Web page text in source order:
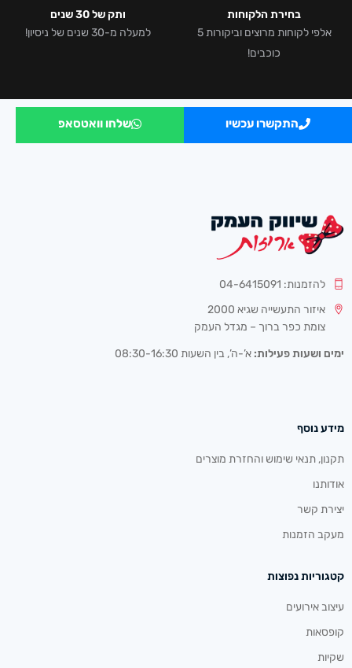
בחירת הלקוחות
אלפי לקוחות מרוצים וביקורות 5
כוכבים!
ותק של 30 שנים
למעלה מ-30 שנים של ניסיון!
התקשרו עכשיו שלחו וואטסאפ
להזמנות: 04-6415091
איזור התעשייה שגיא 2000
צומת כפר ברוך – מגדל העמק
ימים ושעות פעילות: א’-ה’, בין השעות 08:30-16:30
מידע נוסף
תקנון, תנאי שימוש והחזרת מוצרים
אודותנו
יצירת קשר
מעקב הזמנות
קטגוריות נפוצות
עיצוב אירועים
קופסאות
שקיות